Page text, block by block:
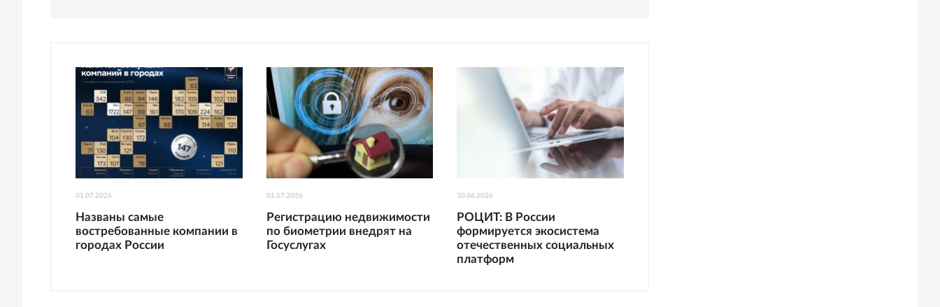
01.07.2026
Названы самые
востребованные компании в
городах России
01.07.2026
Регистрацию недвижимости
по биометрии внедрят на
Госуслугах
30.06.2026
РОЦИТ: В России
формируется экосистема
отечественных социальных
платформ